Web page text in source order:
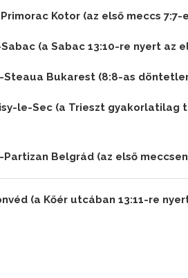
Kotor (az első meccs
(a Sabac 13:10-re nyert az
Steaua Bukarest (8:8-as
le-Sec (a Trieszt
Partizan Belgrád (az első
(a Kőér utcában 13:11-re